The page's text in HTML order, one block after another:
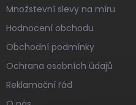
Množstevní slevy na míru
Hodnocení obchodu
Obchodní podmínky
Ochrana osobních údajů
Reklamační řád